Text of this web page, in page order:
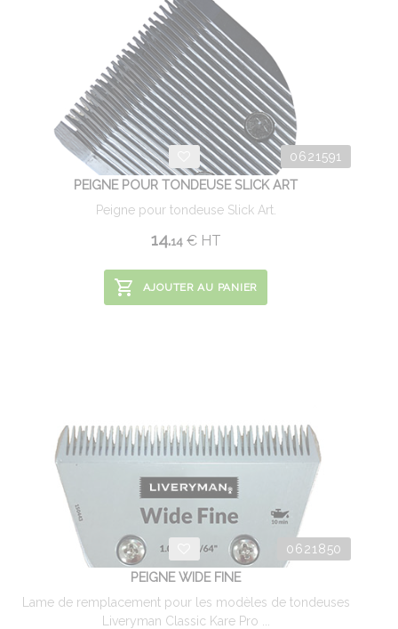
0621591
PEIGNE POUR TONDEUSE SLICK ART
Peigne pour tondeuse Slick Art.
14.14 €HT
AJOUTER AU PANIER
0621850
PEIGNE WIDE FINE
Lame de remplacement pour les modèles de tondeuses
Liveryman Classic Kare Pro ...